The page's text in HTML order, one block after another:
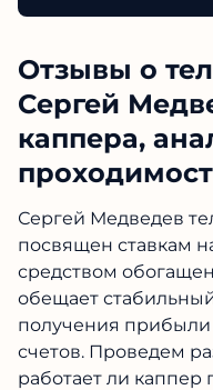
Отзывы о
Сергей
каппера,
Сергей Медведев
посвящен ставкам
средством
обещает
получения прибыли
счетов. Проведем
работает ли